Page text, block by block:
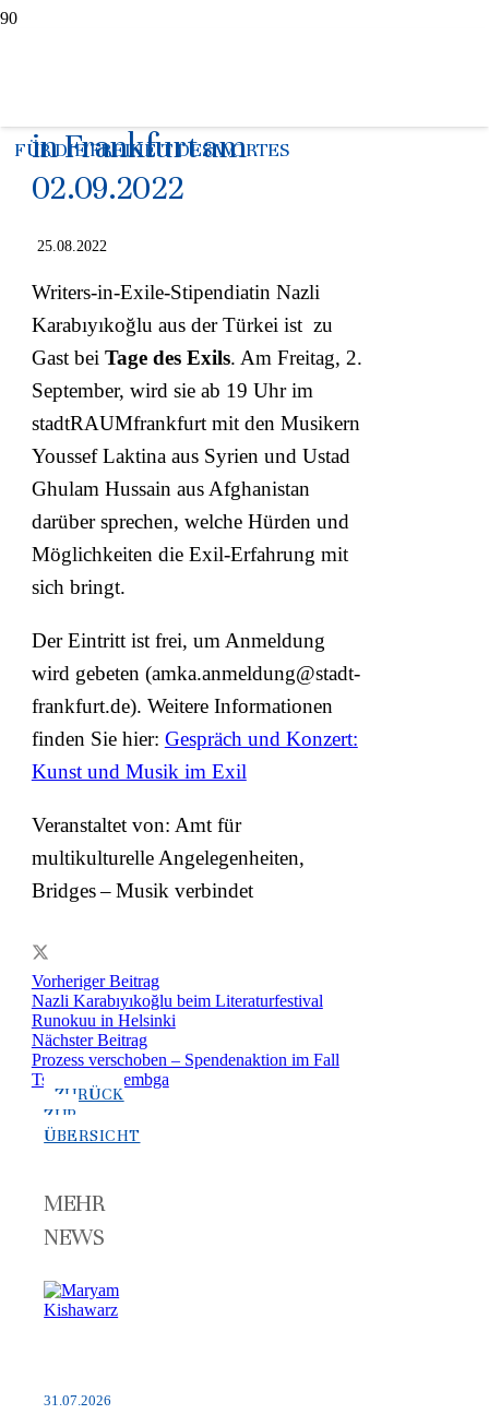
FÜR DIE FREIHEIT DES WORTES
in Frankfurt am
02.09.2022
25.08.2022
Writers-in-Exile-Stipendiatin Nazli
Karabıyıkoğlu aus der Türkei ist zu
Gast bei Tage des Exils. Am Freitag, 2.
September, wird sie ab 19 Uhr im
stadtRAUMfrankfurt mit den Musikern
Youssef Laktina aus Syrien und Ustad
Ghulam Hussain aus Afghanistan
darüber sprechen, welche Hürden und
Möglichkeiten die Exil-Erfahrung mit
sich bringt.
Der Eintritt ist frei, um Anmeldung
wird gebeten (amka.anmeldung@stadt-
frankfurt.de). Weitere Informationen
finden Sie hier: Gespräch und Konzert:
Kunst und Musik im Exil
Veranstaltet von: Amt für
multikulturelle Angelegenheiten,
Bridges – Musik verbindet
Vorheriger Beitrag
Nazli Karabıyıkoğlu beim Literaturfestival
Runokuu in Helsinki
Nächster Beitrag
Prozess verschoben – Spendenaktion im Fall
Tsitsi Dangarembga
ZURÜCK
ZUR
ÜBERSICHT
MEHR
NEWS
31.07.2026